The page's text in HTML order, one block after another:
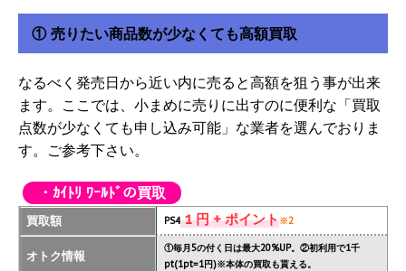
① 売りたい商品数が少なくても高額買取
なるべく発売日から近い内に売ると高額を狙う事が出来
ます。ここでは、小まめに売りに出すのに便利な「買取
点数が少なくても申し込み可能」な業者を選んでおりま
す。ご参考下さい。
・ｶｲﾄﾘ ﾜｰﾙﾄﾞの買取
買取額 PS41 円 + ポイント※2
オトク情報
①毎月5の付く日は最大20%UP。②初利用で1千
pt(1pt=1円)※本体の買取も貰える。